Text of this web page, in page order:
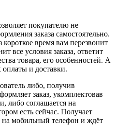
покупателю не
заказа самостоятельно.
время вам перезвонит
все условия заказа, ответит
товара, его особенностей. А
оплаты и доставки.
либо, получив
заказ, укомплектовав
либо соглашается на
есть сейчас. Получает
мобильный телефон и ждёт